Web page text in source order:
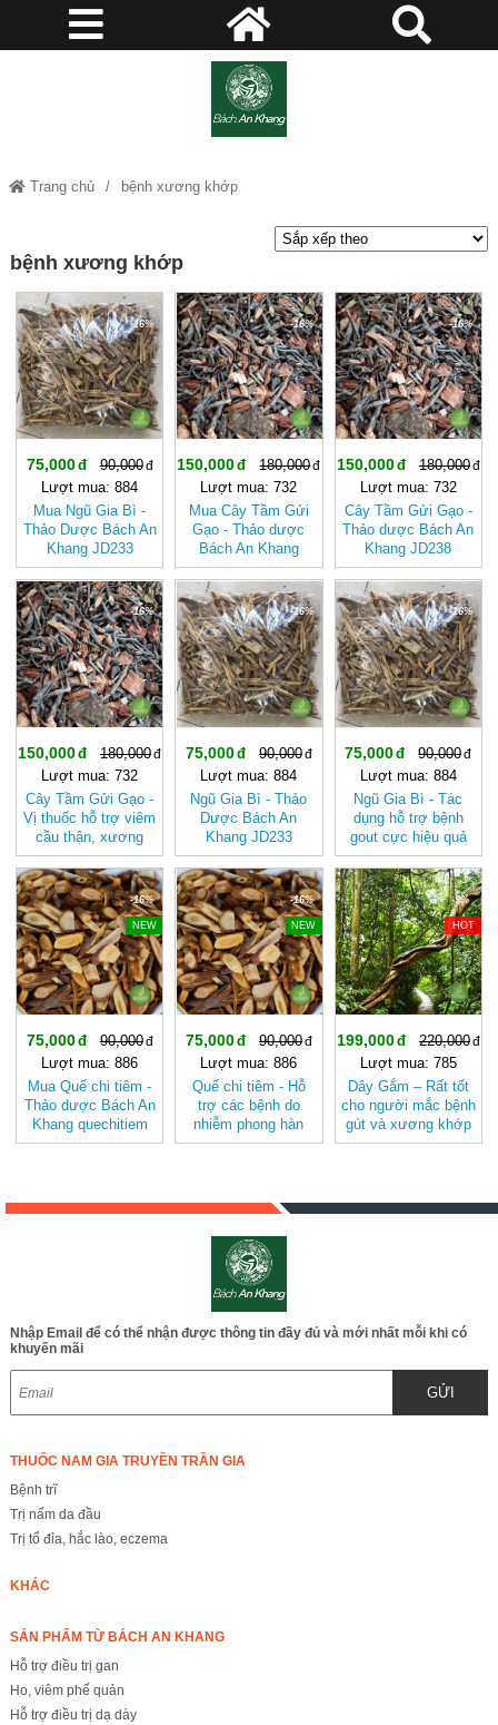
Trang chủ bệnh xương khớp
bệnh xương khớp
-16%
75,000
90,000
Lượt mua: 884
Mua Ngũ Gia Bì -
Thảo Dược Bách An
Khang JD233
ngugiabi v2
-16%
150,000
180,000
Lượt mua: 732
Mua Cây Tầm Gửi
Gạo - Thảo dược
Bách An Khang
JD238
caytamguigao v2
-16%
150,000
180,000
Lượt mua: 732
Cây Tầm Gửi Gạo -
Thảo dược Bách An
Khang JD238
caytamguigao
-16%
150,000
180,000
Lượt mua: 732
Cây Tầm Gửi Gạo -
Vị thuốc hỗ trợ viêm
cầu thận, xương
khớp JD238
caytamguigao
-16%
75,000
90,000
Lượt mua: 884
Ngũ Gia Bì - Thảo
Dược Bách An
Khang JD233
ngugiabi
-16%
75,000
90,000
Lượt mua: 884
Ngũ Gia Bì - Tác
dụng hỗ trợ bệnh
gout cực hiệu quả
JD233 ngugiabi
-16%
NEW
75,000
90,000
Lượt mua: 886
Mua Quế chi tiêm -
Thảo dược Bách An
Khang quechitiem
v2
-16%
NEW
75,000
90,000
Lượt mua: 886
Quế chi tiêm - Hỗ
trợ các bệnh do
nhiễm phong hàn
JD330 quechitiem
-9%
HOT
199,000
220,000
Lượt mua: 785
Dây Gắm – Rất tốt
cho người mắc bệnh
gút và xương khớp
JD109
Nhập Email để có thể nhận được thông tin đầy đủ và mới nhất mỗi khi có
khuyến mãi
GỬI
THUỐC NAM GIA TRUYỀN TRẦN GIA
Bệnh trĩ
Trị nấm da đầu
Trị tổ đỉa, hắc lào, eczema
KHÁC
SẢN PHẨM TỪ BÁCH AN KHANG
Hỗ trợ điều trị gan
Ho, viêm phế quản
Hỗ trợ điều trị dạ dày